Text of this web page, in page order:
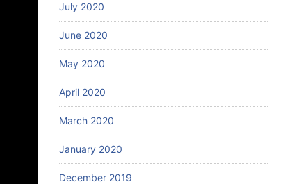
July 2020
June 2020
May 2020
April 2020
March 2020
January 2020
December 2019